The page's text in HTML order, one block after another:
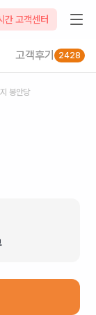
간 고객센터
고객후기 2428
봉안당